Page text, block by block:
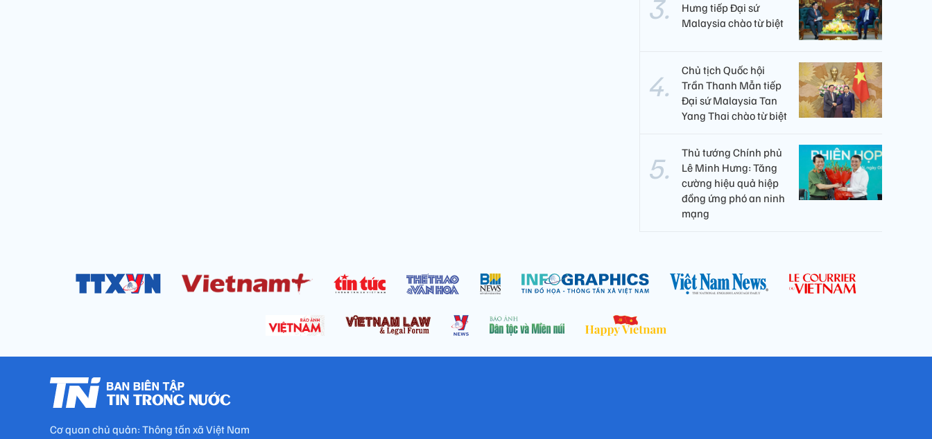
Hưng tiếp Đại sứ
Malaysia chào từ biệt
Chủ tịch Quốc hội
Trần Thanh Mẫn tiếp
Đại sứ Malaysia Tan
Yang Thai chào từ biệt
Thủ tướng Chính phủ
Lê Minh Hưng: Tăng
cường hiệu quả hiệp
đồng ứng phó an ninh
mạng
Cơ quan chủ quản: Thông tấn xã Việt Nam